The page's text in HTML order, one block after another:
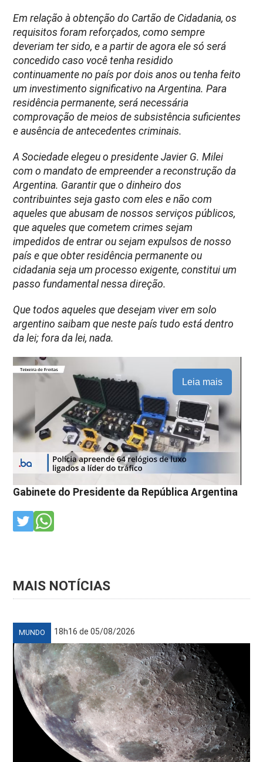
Em relação à obtenção do Cartão de Cidadania, os
requisitos foram reforçados, como sempre
deveriam ter sido, e a partir de agora ele só será
concedido caso você tenha residido
continuamente no país por dois anos ou tenha feito
um investimento significativo na Argentina. Para
residência permanente, será necessária
comprovação de meios de subsistência suficientes
e ausência de antecedentes criminais.
A Sociedade elegeu o presidente Javier G. Milei
com o mandato de empreender a reconstrução da
Argentina. Garantir que o dinheiro dos
contribuintes seja gasto com eles e não com
aqueles que abusam de nossos serviços públicos,
que aqueles que cometem crimes sejam
impedidos de entrar ou sejam expulsos de nosso
país e que obter residência permanente ou
cidadania seja um processo exigente, constitui um
passo fundamental nessa direção.
Que todos aqueles que desejam viver em solo
argentino saibam que neste país tudo está dentro
da lei; fora da lei, nada.
Leia mais
Gabinete do Presidente da República Argentina
MAIS NOTÍCIAS
MUNDO 18h16 de 05/08/2026